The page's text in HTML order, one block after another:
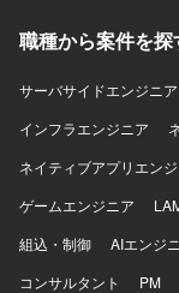
【開発環境】
を用いたWEBシ
職種から案件を探
サーバサイドエンジニア
インフラエンジニア
ネイティブアプリエン
ゲームエンジニア
組込・制御
AIエンジ
コンサルタント
PM